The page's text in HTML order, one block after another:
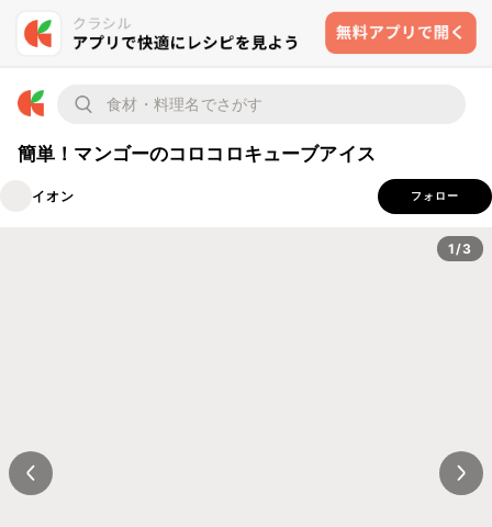
簡単！マンゴーのコロコロキューブアイス
イオン フォロー
1/3